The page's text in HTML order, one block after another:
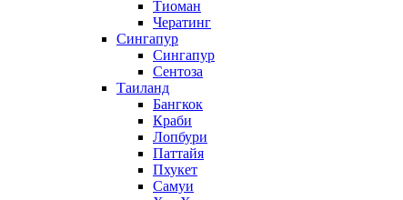
Тиоман
Чератинг
Сингапур
Сингапур
Сентоза
Таиланд
Бангкок
Краби
Лопбури
Паттайя
Пхукет
Самуи